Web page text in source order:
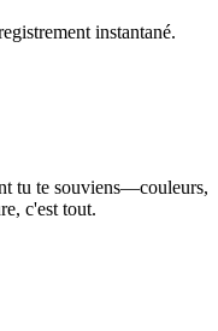
instantané.
tu te souviens—couleurs,
c'est tout.